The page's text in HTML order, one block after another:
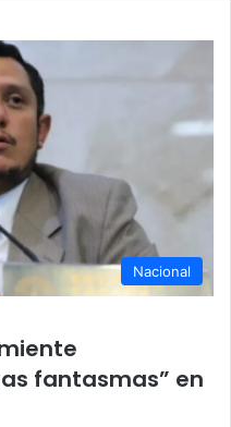
Nacional
fantasmas” en